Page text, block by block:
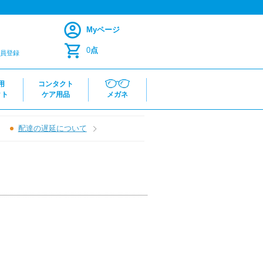
登録
Myページ
0点
コンタクト
ケア用品
メガネ
配達の遅延について